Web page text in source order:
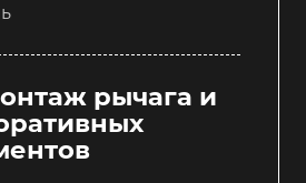
рычага и